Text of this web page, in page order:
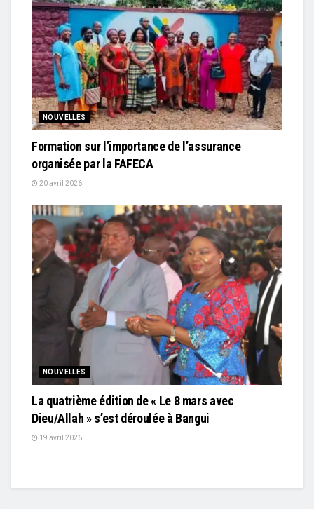
NOUVELLES
Formation sur l’importance de l’assurance
organisée par la FAFECA
20 avril 2026
NOUVELLES
La quatrième édition de « Le 8 mars avec
Dieu/Allah » s’est déroulée à Bangui
19 avril 2026